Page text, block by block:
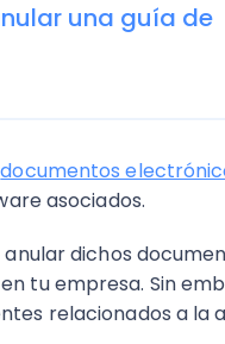
una guía de
documentos
asociados.
dichos
tu empresa. Sin
relacionados a la